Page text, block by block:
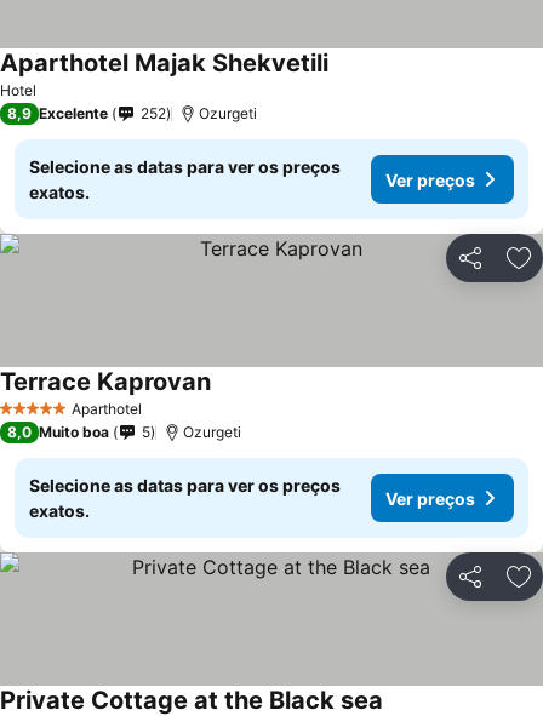
Hotel
Aparthotel Majak Shekvetili
8,9 Excelente 252 Ozurgeti
Selecione as datas para ver os preços
exatos.
Ver preços
Partilhar
5 Estrelas Aparthotel
Terrace Kaprovan
8,0 Muito boa 5 Ozurgeti
Selecione as datas para ver os preços
exatos.
Ver preços
Partilhar
Private Cottage at the Black sea